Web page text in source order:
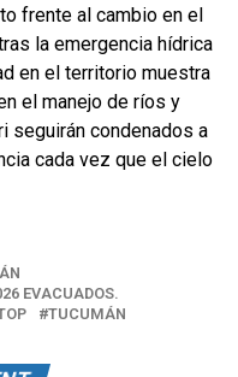
frente al cambio en el
la emergencia hídrica
en el territorio muestra
el manejo de ríos y
seguirán condenados a
cada vez que el cielo
EVACUADOS.
TUCUMÁN